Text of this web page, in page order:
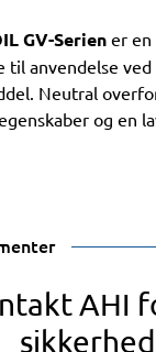
GV-Serien er en
til anvendelse
Neutral
og en
AHI